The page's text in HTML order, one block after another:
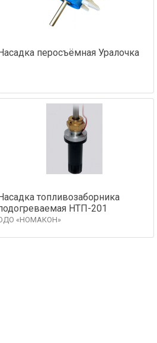
перосъёмная Уралочка
топливозаборника
НТП-201
«НОМАКОН»